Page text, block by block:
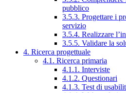
pubblico
3.5.3. Progettare i
servizio
3.5.4. Realizzare
3.5.5. Validare la
4. Ricerca progettuale
4.1. Ricerca primaria
4.1.1. Interviste
4.1.2. Questionari
4.1.3. Test di